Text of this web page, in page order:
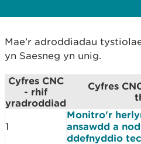
Mae’r adroddiadau
yn Saesneg yn unig.
Cyfres CNC
- rhif
yradroddiad
Cyfres
1
Monitro'r
ansawdd a
ddefnyddio